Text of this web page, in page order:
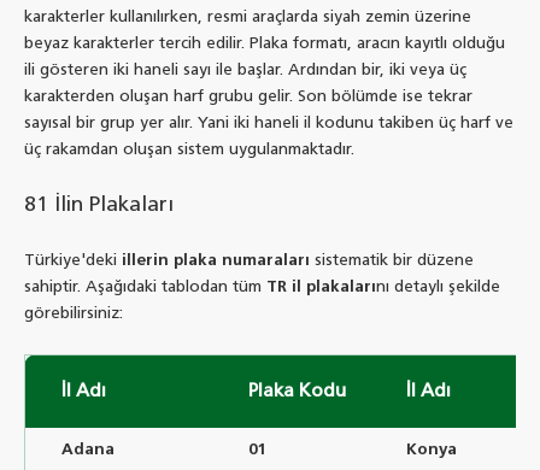
karakterler kullanılırken, resmi araçlarda siyah zemin üzerine
beyaz karakterler tercih edilir. Plaka formatı, aracın kayıtlı olduğu
ili gösteren iki haneli sayı ile başlar. Ardından bir, iki veya üç
karakterden oluşan harf grubu gelir. Son bölümde ise tekrar
sayısal bir grup yer alır. Yani iki haneli il kodunu takiben üç harf ve
üç rakamdan oluşan sistem uygulanmaktadır.
81 İlin Plakaları
Türkiye'deki illerin plaka numaraları sistematik bir düzene
sahiptir. Aşağıdaki tablodan tüm TR il plakalarını detaylı şekilde
görebilirsiniz:
İl Adı Plaka Kodu İl Adı
Adana 01 Konya